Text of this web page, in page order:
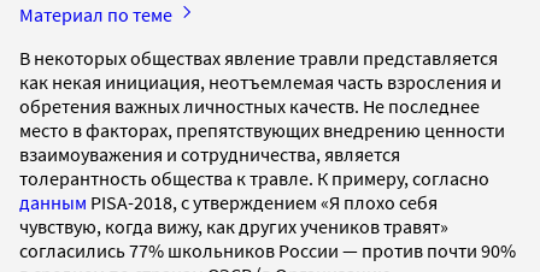
Материал по теме
В некоторых обществах явление травли представляется
как некая инициация, неотъемлемая часть взросления и
обретения важных личностных качеств. Не последнее
место в факторах, препятствующих внедрению ценности
взаимоуважения и сотрудничества, является
толерантность общества к травле. К примеру, согласно
данным PISA-2018, с утверждением «Я плохо себя
чувствую, когда вижу, как других учеников травят»
согласились 77% школьников России — против почти 90%